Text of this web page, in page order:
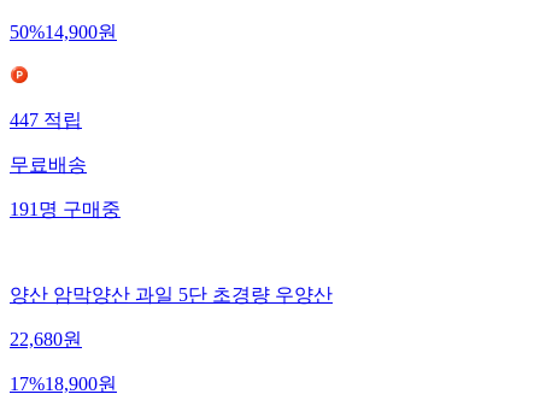
50%14,900원
447 적립
무료배송
191 명 구매중
양산 암막양산 과일 5단 초경량 우양산
22,680원
17%18,900원